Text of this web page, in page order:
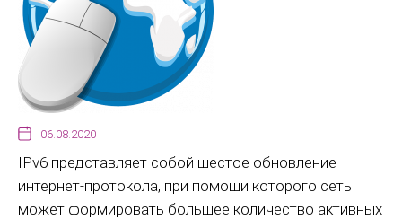
06.08.2020
IPv6 представляет собой шестое обновление
интернет-протокола, при помощи которого сеть
может формировать большее количество активных